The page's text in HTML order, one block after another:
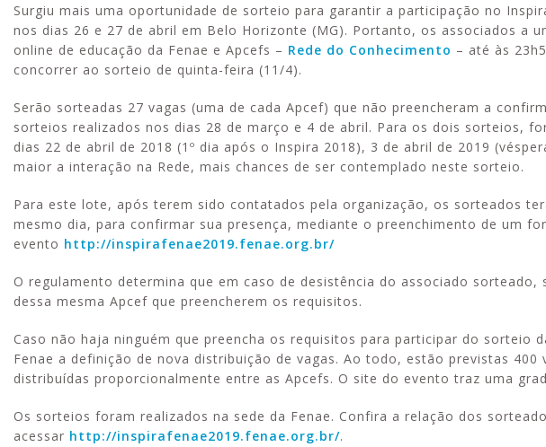
Surgiu mais uma oportunidade de sorteio para garantir a participação no
nos dias 26 e 27 de abril em Belo Horizonte (MG). Portanto, os associados a
online de educação da Fenae e Apcefs – Rede do Conhecimento – até às
concorrer ao sorteio de quinta-feira (11/4).
Serão sorteadas 27 vagas (uma de cada Apcef) que não preencheram a
sorteios realizados nos dias 28 de março e 4 de abril. Para os dois sorteios,
dias 22 de abril de 2018 (1º dia após o Inspira 2018), 3 de abril de 2019
maior a interação na Rede, mais chances de ser contemplado neste sorteio.
Para este lote, após terem sido contatados pela organização, os sorteados
mesmo dia, para confirmar sua presença, mediante o preenchimento de um
evento http://inspirafenae2019.fenae.org.br/
O regulamento determina que em caso de desistência do associado
dessa mesma Apcef que preencherem os requisitos.
Caso não haja ninguém que preencha os requisitos para participar do sorteio
Fenae a definição de nova distribuição de vagas. Ao todo, estão previstas 400
distribuídas proporcionalmente entre as Apcefs. O site do evento traz uma
Os sorteios foram realizados na sede da Fenae. Confira a relação dos
acessar http://inspirafenae2019.fenae.org.br/.